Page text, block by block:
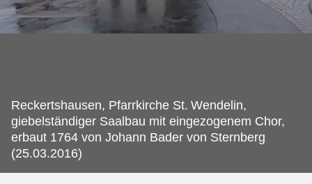
Reckertshausen, Pfarrkirche St. Wendelin,
giebelständiger Saalbau mit eingezogenem Chor,
erbaut 1764 von Johann Bader von Sternberg
(25.03.2016)